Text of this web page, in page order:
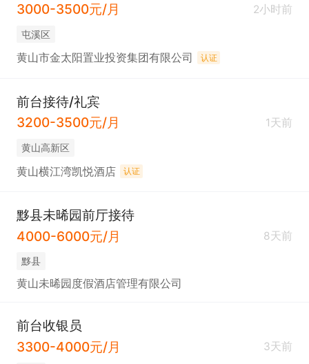
3000-3500元/月
2小时前
屯溪区
黄山市金太阳置业投资集团有限公司 认证
前台接待/礼宾
3200-3500元/月
1天前
黄山高新区
黄山横江湾凯悦酒店 认证
黟县未晞园前厅接待
4000-6000元/月
8天前
黟县
黄山未晞园度假酒店管理有限公司
前台收银员
3300-4000元/月
3天前